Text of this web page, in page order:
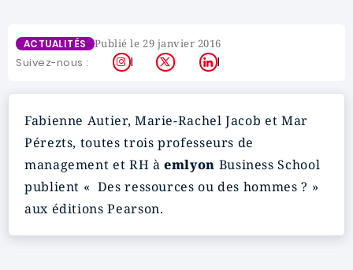
ACTUALITÉS Publié le 29 janvier 2016
Suivez-nous : Instagram
X LinkedIn
Fabienne Autier, Marie-Rachel Jacob et Mar
Pérezts, toutes trois professeurs de
management et RH àemlyon Business School
publient « Des ressources ou des hommes ? »
aux éditions Pearson.